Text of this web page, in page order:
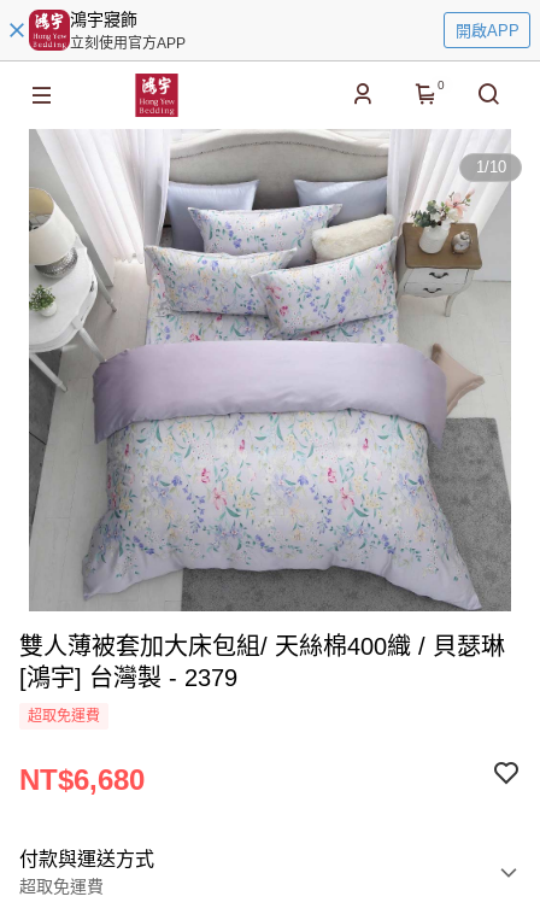
鴻宇寢飾
立刻使用官方APP
開啟APP
0
1/10
雙人薄被套加大床包組/ 天絲棉400織 / 貝瑟琳
[鴻宇] 台灣製 - 2379
超取免運費
NT$6,680
付款與運送方式
超取免運費